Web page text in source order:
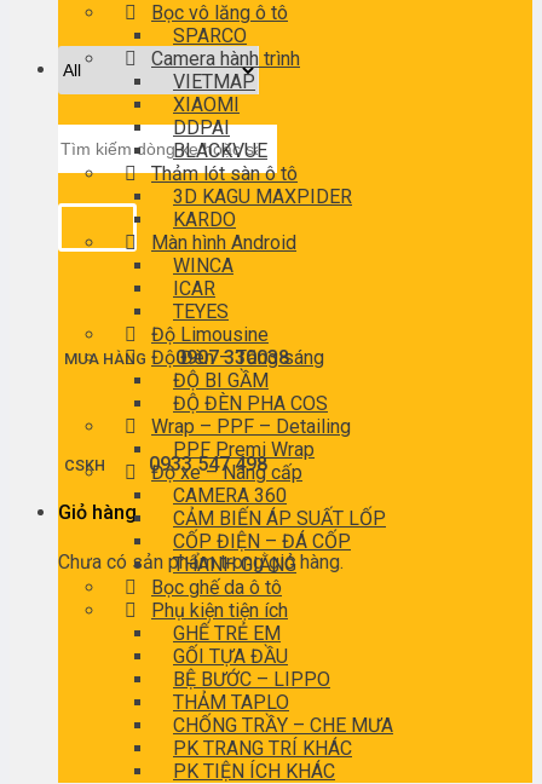
kiếm:
MUA HÀNG0907 330038
CSKH 0933 547 498
Giỏ hàng
Chưa có sản phẩm trong giỏ hàng.
Bọc vô lăng ô tô
SPARCO
Camera hành trình
VIETMAP
XIAOMI
DDPAI
BLACKVUE
Thảm lót sàn ô tô
3D KAGU MAXPIDER
KARDO
Màn hình Android
WINCA
ICAR
TEYES
Độ Limousine
Độ Đèn – Tăng sáng
ĐỘ BI GẦM
ĐỘ ĐÈN PHA COS
Wrap – PPF – Detailing
PPF Premi Wrap
Độ xe – Nâng cấp
CAMERA 360
CẢM BIẾN ÁP SUẤT LỐP
CỐP ĐIỆN – ĐÁ CỐP
THANH GIẰNG
Bọc ghế da ô tô
Phụ kiện tiện ích
GHẾ TRẺ EM
GỐI TỰA ĐẦU
BỆ BƯỚC – LIPPO
THẢM TAPLO
CHỐNG TRẦY – CHE MƯA
PK TRANG TRÍ KHÁC
PK TIỆN ÍCH KHÁC